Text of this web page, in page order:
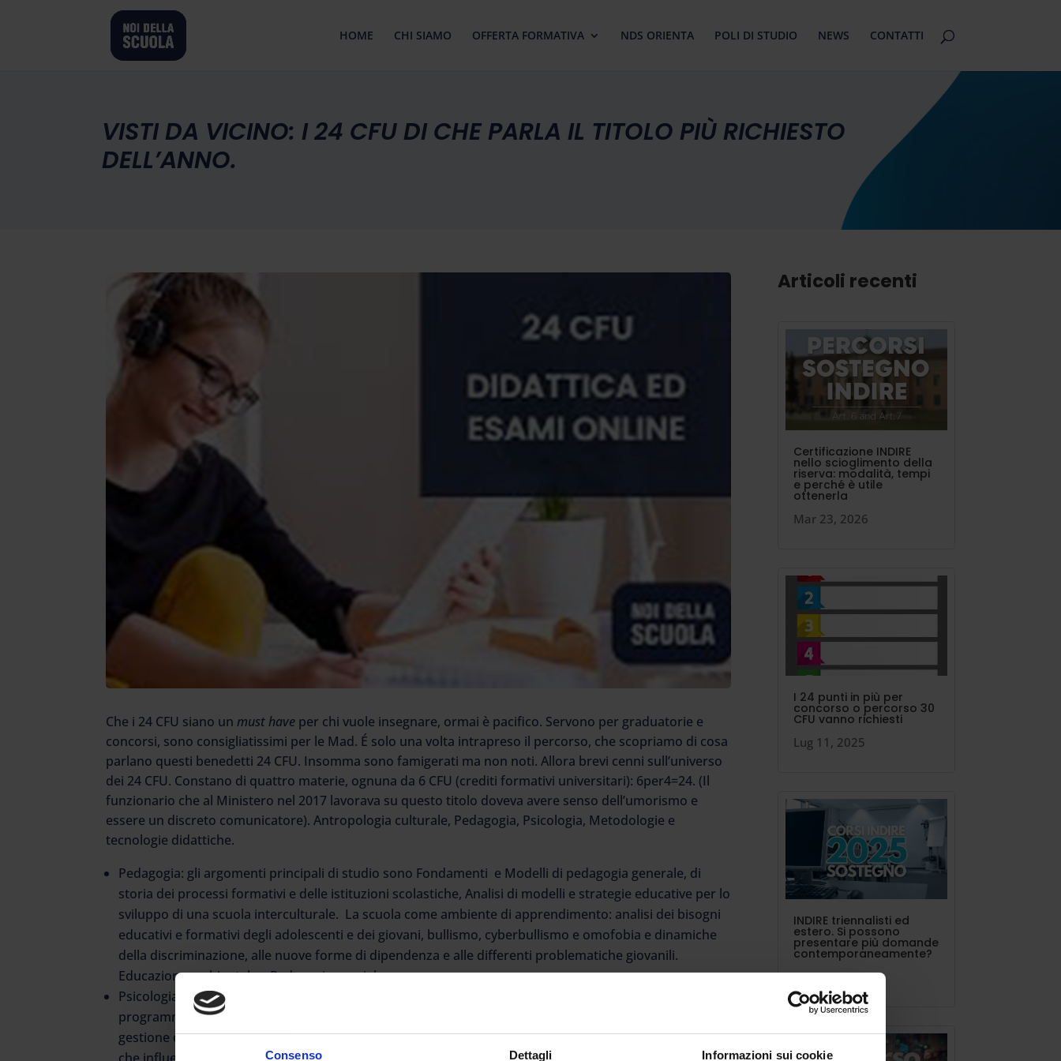
Consenso Dettagli Informazioni sui cookie
HOME CHI SIAMO OFFERTA FORMATIVA NDS ORIENTA POLI DI STUDIO NEWS CONTATTI
VISTI DA VICINO: I 24 CFU DI CHE PARLA IL TITOLO PIÙ RICHIESTO
DELL’ANNO.
Che i 24 CFU siano unmust have per chi vuole insegnare, ormai è pacifico. Servono per graduatorie e
concorsi, sono consigliatissimi per le Mad. É solo una volta intrapreso il percorso, che scopriamo di cosa
parlano questi benedetti 24 CFU. Insomma sono famigerati ma non noti. Allora brevi cenni sull’universo
dei 24 CFU. Constano di quattro materie, ognuna da 6 CFU (crediti formativi universitari): 6per4=24. (Il
funzionario che al Ministero nel 2017 lavorava su questo titolo doveva avere senso dell’umorismo e
essere un discreto comunicatore). Antropologia culturale, Pedagogia, Psicologia, Metodologie e
tecnologie didattiche.
Pedagogia: gli argomenti principali di studio sono Fondamenti e Modelli di pedagogia generale, di
storia dei processi formativi e delle istituzioni scolastiche, Analisi di modelli e strategie educative per lo
sviluppo di una scuola interculturale. La scuola come ambiente di apprendimento: analisi dei bisogni
educativi e formativi degli adolescenti e dei giovani, bullismo, cyberbullismo e omofobia e dinamiche
della discriminazione, alle nuove forme di dipendenza e alle differenti problematiche giovanili.
Educazione ambientale, , Pedagogia speciale.
Psicologia: Elementi di base del funzionamento psicologico, processi di crescita in linea con la
programmazione individualizzata o personalizzata, la natura e la qualità dei processi di interazione,
gestione delle dinamiche di gruppo e dei conflitti interpersonali e intergruppi; i processi psicologici
Articoli recenti
Certificazione INDIRE
nello scioglimento della
riserva: modalità, tempi
e perché è utile
ottenerla
Mar 23, 2026
I 24 punti in più per
concorso o percorso 30
CFU vanno richiesti
Lug 11, 2025
INDIRE triennalisti ed
estero. Si possono
presentare più domande
contemporaneamente?
Lug 10, 2025